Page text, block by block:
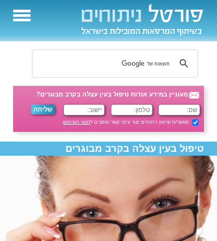
מעוניין במידע אודות טיפול בעין עצלה בקרב מבוגרים?
מאשר/ת שיועץ ניתוחים יצור עימי קשר ומסכים לתנאי השימוש.
טיפול בעין עצלה בקרב מבוגרים